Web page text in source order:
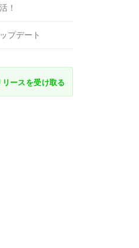
！
プデート
リースを受け取る